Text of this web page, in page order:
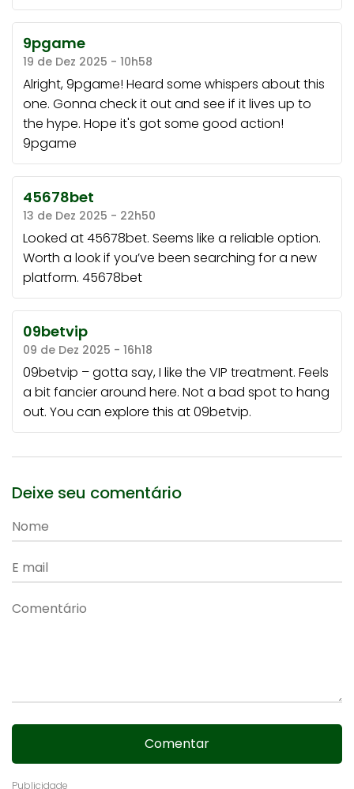
9pgame
19 de Dez 2025 - 10h58
Alright, 9pgame! Heard some whispers about this
one. Gonna check it out and see if it lives up to
the hype. Hope it's got some good action!
9pgame
45678bet
13 de Dez 2025 - 22h50
Looked at 45678bet. Seems like a reliable option.
Worth a look if you’ve been searching for a new
platform. 45678bet
09betvip
09 de Dez 2025 - 16h18
09betvip – gotta say, I like the VIP treatment. Feels
a bit fancier around here. Not a bad spot to hang
out. You can explore this at09betvip.
Deixe seu comentário
Comentar